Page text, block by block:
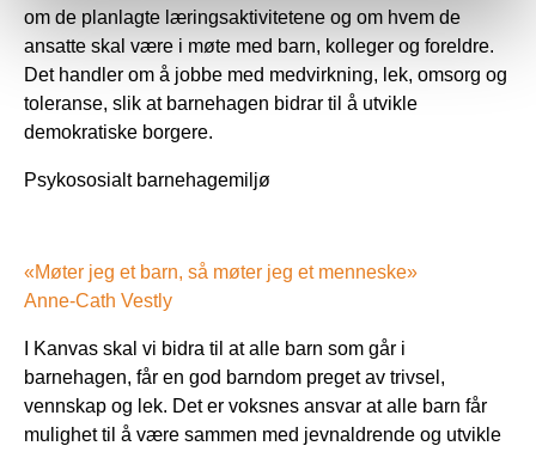
om de planlagte læringsaktivitetene og om hvem de
ansatte skal være i møte med barn, kolleger og foreldre.
Det handler om å jobbe med medvirkning, lek, omsorg og
toleranse, slik at barnehagen bidrar til å utvikle
demokratiske borgere.
Psykososialt barnehagemiljø
«Møter jeg et barn, så møter jeg et menneske»
Anne-Cath Vestly
I Kanvas skal vi bidra til at alle barn som går i
barnehagen, får en god barndom preget av trivsel,
vennskap og lek. Det er voksnes ansvar at alle barn får
mulighet til å være sammen med jevnaldrende og utvikle